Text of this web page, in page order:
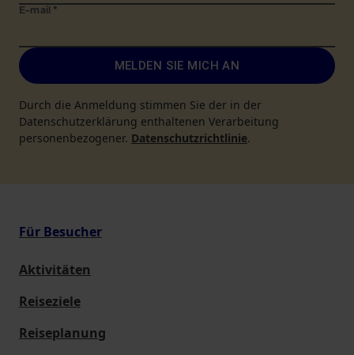
E-mail *
MELDEN SIE MICH AN
Durch die Anmeldung stimmen Sie der in der
Datenschutzerklärung enthaltenen Verarbeitung
personenbezogener. Datenschutzrichtlinie.
Für Besucher
Aktivitäten
Reiseziele
Reiseplanung